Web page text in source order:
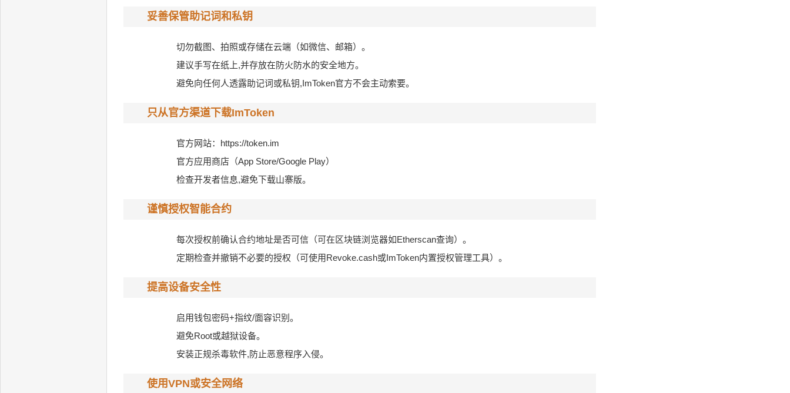
妥善保管助记词和私钥
切勿截图、拍照或存储在云端（如微信、邮箱）。
建议手写在纸上,并存放在防火防水的安全地方。
避免向任何人透露助记词或私钥,ImToken官方不会主动索要。
只从官方渠道下载ImToken
官方网站： https://token.im
官方应用商店（App Store/Google Play）
检查开发者信息,避免下载山寨版。
谨慎授权智能合约
每次授权前确认合约地址是否可信（可在区块链浏览器如Etherscan查询）。
定期检查并撤销不必要的授权（可使用Revoke.cash或ImToken内置授权管理工具）。
提高设备安全性
启用钱包密码+指纹/面容识别。
避免Root或越狱设备。
安装正规杀毒软件,防止恶意程序入侵。
使用VPN或安全网络